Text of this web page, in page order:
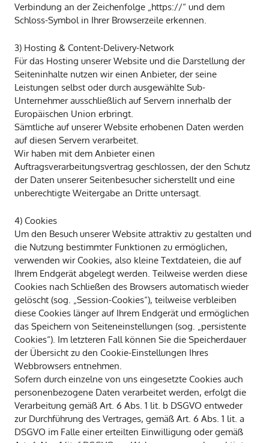
Verbindung an der Zeichenfolge „https://“ und dem
Schloss-Symbol in Ihrer Browserzeile erkennen.
3) Hosting & Content-Delivery-Network
Für das Hosting unserer Website und die Darstellung der
Seiteninhalte nutzen wir einen Anbieter, der seine
Leistungen selbst oder durch ausgewählte Sub-
Unternehmer ausschließlich auf Servern innerhalb der
Europäischen Union erbringt.
Sämtliche auf unserer Website erhobenen Daten werden
auf diesen Servern verarbeitet.
Wir haben mit dem Anbieter einen
Auftragsverarbeitungsvertrag geschlossen, der den Schutz
der Daten unserer Seitenbesucher sicherstellt und eine
unberechtigte Weitergabe an Dritte untersagt.
4) Cookies
Um den Besuch unserer Website attraktiv zu gestalten und
die Nutzung bestimmter Funktionen zu ermöglichen,
verwenden wir Cookies, also kleine Textdateien, die auf
Ihrem Endgerät abgelegt werden. Teilweise werden diese
Cookies nach Schließen des Browsers automatisch wieder
gelöscht (sog. „Session-Cookies“), teilweise verbleiben
diese Cookies länger auf Ihrem Endgerät und ermöglichen
das Speichern von Seiteneinstellungen (sog. „persistente
Cookies“). Im letzteren Fall können Sie die Speicherdauer
der Übersicht zu den Cookie-Einstellungen Ihres
Webbrowsers entnehmen.
Sofern durch einzelne von uns eingesetzte Cookies auch
personenbezogene Daten verarbeitet werden, erfolgt die
Verarbeitung gemäß Art. 6 Abs. 1 lit. b DSGVO entweder
zur Durchführung des Vertrages, gemäß Art. 6 Abs. 1 lit. a
DSGVO im Falle einer erteilten Einwilligung oder gemäß